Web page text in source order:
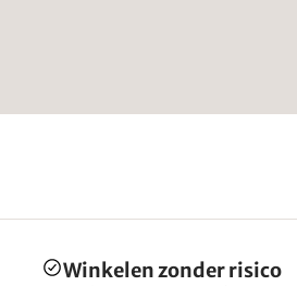
Winkelen zonder risico